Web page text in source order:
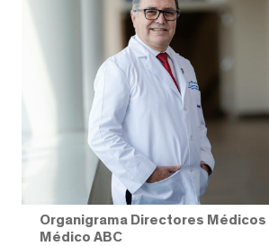
Organigrama Directores
Médico ABC